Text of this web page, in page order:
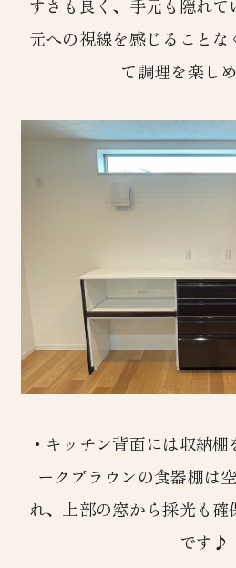
すさも良く、手元も隠れ
元への視線を感じることな
て調理を楽しめ
・キッチン背面には収納
ークブラウンの食器棚は
れ、上部の窓から採光も
です♪